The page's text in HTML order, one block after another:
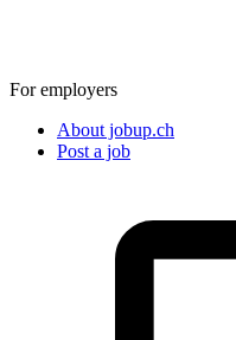
For employers
About jobup.ch
Post a job